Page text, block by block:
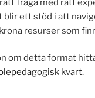
fråga med rätt
blir ett stöd i att
resurser som
om detta format
kvart.